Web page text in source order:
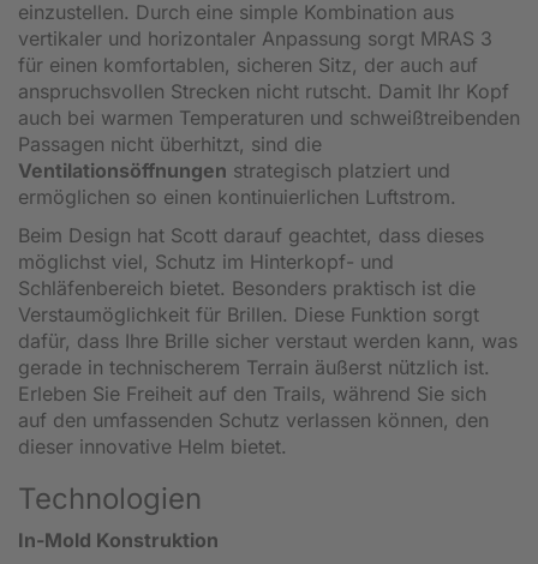
einzustellen. Durch eine simple Kombination aus
vertikaler und horizontaler Anpassung sorgt MRAS 3
für einen komfortablen, sicheren Sitz, der auch auf
anspruchsvollen Strecken nicht rutscht. Damit Ihr Kopf
auch bei warmen Temperaturen und schweißtreibenden
Passagen nicht überhitzt, sind die
Ventilationsöffnungen strategisch platziert und
ermöglichen so einen kontinuierlichen Luftstrom.
Beim Design hat Scott darauf geachtet, dass dieses
möglichst viel, Schutz im Hinterkopf- und
Schläfenbereich bietet. Besonders praktisch ist die
Verstaumöglichkeit für Brillen. Diese Funktion sorgt
dafür, dass Ihre Brille sicher verstaut werden kann, was
gerade in technischerem Terrain äußerst nützlich ist.
Erleben Sie Freiheit auf den Trails, während Sie sich
auf den umfassenden Schutz verlassen können, den
dieser innovative Helm bietet.
Technologien
In-Mold Konstruktion